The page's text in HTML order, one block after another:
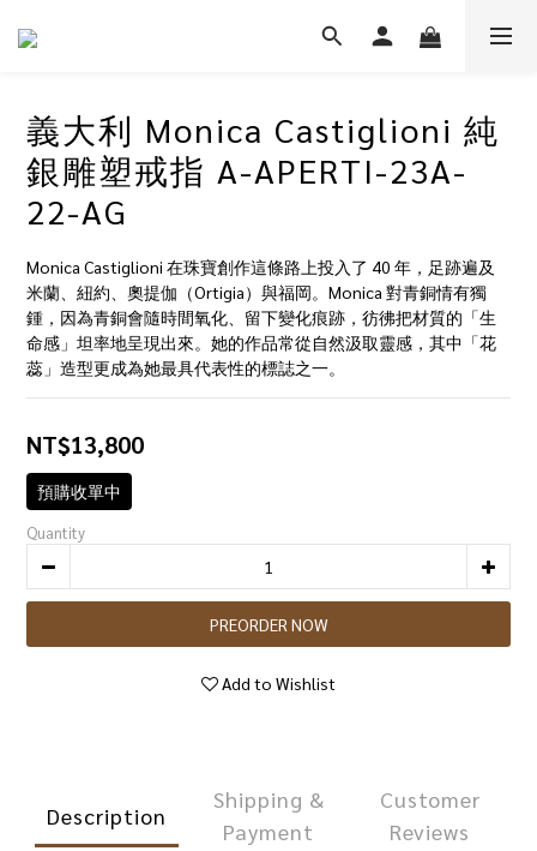
義大利 Monica Castiglioni 純
銀雕塑戒指 A-APERTI-23A-
22-AG
Monica Castiglioni 在珠寶創作這條路上投入了 40 年，足跡遍及
米蘭、紐約、奧提伽（Ortigia）與福岡。Monica 對青銅情有獨
鍾，因為青銅會隨時間氧化、留下變化痕跡，彷彿把材質的「生
命感」坦率地呈現出來。她的作品常從自然汲取靈感，其中「花
蕊」造型更成為她最具代表性的標誌之一。
NT$13,800
預購收單中
Quantity
PREORDER NOW
Add to Wishlist
Description
Shipping &
Payment
Customer
Reviews